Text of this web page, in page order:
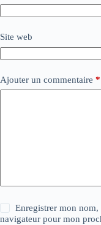
Site web
Ajouter un commentaire *
Enregistrer mon
navigateur pour mon